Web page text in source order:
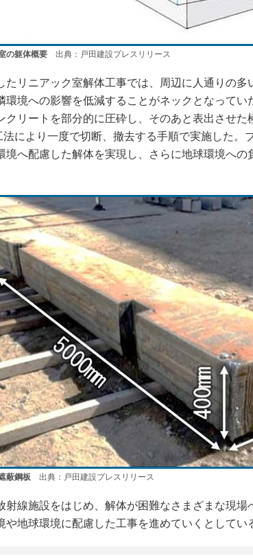
の躯体概要出典：戸田建設プレスリリース
リニアック室解体工事では、周辺に人通りの多
環境への影響を低減することがネックとなってい
クリートを部分的に圧砕し、そのあと表出させた
法により一度で切断、撤去する手順で実施した。
境へ配慮した解体を実現し、さらに地球環境への
蔽鋼板出典：戸田建設プレスリリース
線施設をはじめ、解体が困難なさまざまな現場
や地球環境に配慮した工事を進めていくとしてい